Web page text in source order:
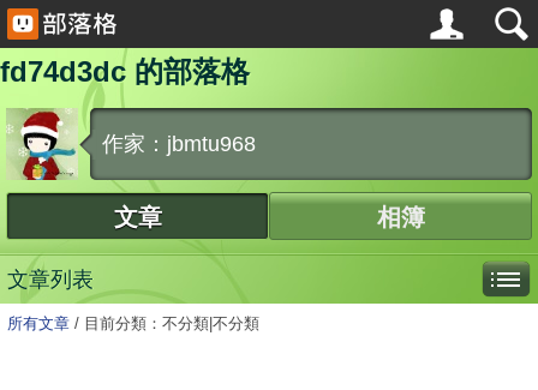
fd74d3dc 的部落格
作家：jbmtu968
文章 相簿
文章列表
所有文章 / 目前分類：不分類|不分類